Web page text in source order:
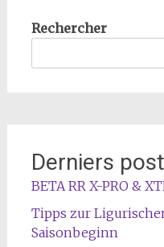
Rechercher
Derniers
BETA RR X-PRO &
Tipps zur
Saisonbeginn